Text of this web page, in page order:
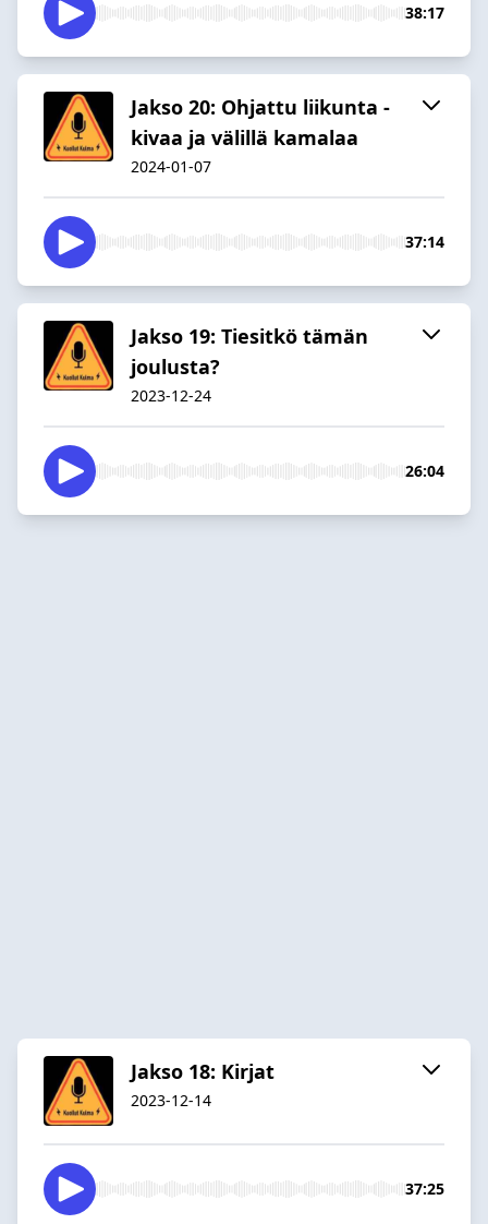
38:17
Jakso 20: Ohjattu liikunta -
kivaa ja välillä kamalaa
2024-01-07
37:14
Jakso 19: Tiesitkö tämän
joulusta?
2023-12-24
26:04
Jakso 18: Kirjat
2023-12-14
37:25